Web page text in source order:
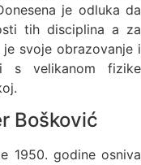
je odluka da
tih disciplina a za
svoje obrazovanje i
s velikanom fizike
Bošković
1950. godine osniva